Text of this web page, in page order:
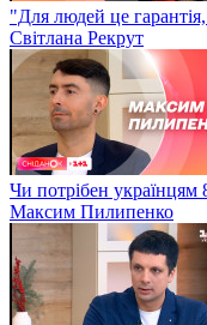
"Для людей це
Світлана Рекрут
Чи потрібен
Максим Пилипенко